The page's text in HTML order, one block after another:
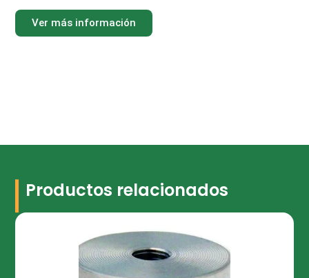
Ver más información
Productos relacionados